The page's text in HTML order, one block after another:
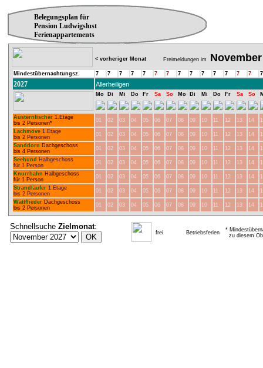
Belegungsplan für
Pension Ludwigslust
Ferienappartements
< vorheriger Monat Freimeldungen im November
Mindestübernachtungsz. 7 7 7 7 7 7 7 7 7 7 7 7 7 7 7
2027 Allerheiligen
Mo Di Mi Do Fr Sa So Mo Di Mi Do Fr Sa So
Austernfischer 1.Etage
bis 2 Personen*
01 02 03 04 05 06 07 08 09 10 11 12 13 14
Lachmöve 1.Etage
bis 2 Personen
01 02 03 04 05 06 07 08 09 10 11 12 13 14
Sanddorn Dachgeschoss
bis 4 Personen
01 02 03 04 05 06 07 08 09 10 11 12 13 14
Seehund Halbgeschoss
für 1 Person
01 02 03 04 05 06 07 08 09 10 11 12 13 14
Knurrhahn Halbgeschoss
für 1 Person
01 02 03 04 05 06 07 08 09 10 11 12 13 14
Strandläufer 1.Etage
bis 2 Personen
01 02 03 04 05 06 07 08 09 10 11 12 13 14
Wattflieder Dachgeschoss
bis 2 Personen
01 02 03 04 05 06 07 08 09 10 11 12 13 14
Schnellsuche Zielmonat:
frei Betriebsferien
*
zu diesem